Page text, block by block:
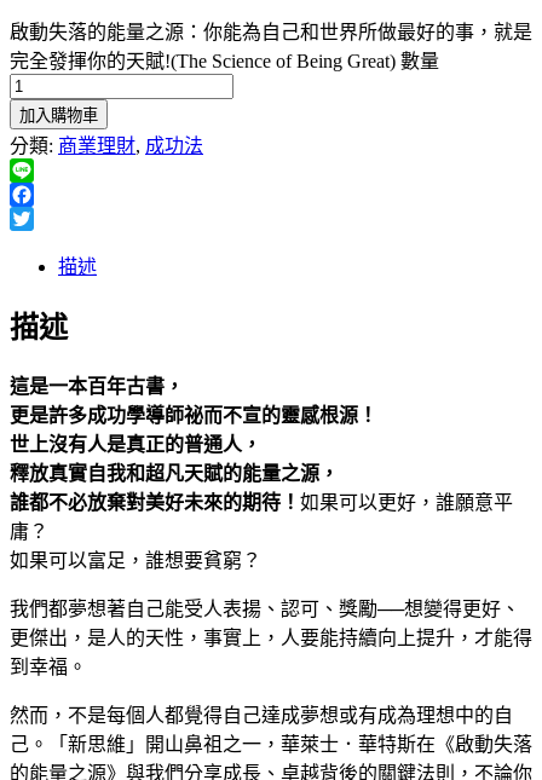
啟動失落的能量之源：你能為自己和世界所做最好的事，就是
完全發揮你的天賦!(The Science of Being Great) 數量
加入購物車
分類: 商業理財, 成功法
Line
Facebook
描述
描述
這是一本百年古書，
更是許多成功學導師祕而不宣的靈感根源！
世上沒有人是真正的普通人，
釋放真實自我和超凡天賦的能量之源，
誰都不必放棄對美好未來的期待！ 如果可以更好，誰願意平
庸？
如果可以富足，誰想要貧窮？
我們都夢想著自己能受人表揚、認可、獎勵──想變得更好、
更傑出，是人的天性，事實上，人要能持續向上提升，才能得
到幸福。
然而，不是每個人都覺得自己達成夢想或有成為理想中的自
己。「新思維」開山鼻祖之一，華萊士．華特斯在《啟動失落
的能量之源》與我們分享成長、卓越背後的關鍵法則，不論你